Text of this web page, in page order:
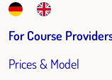
For Course
Prices & Model